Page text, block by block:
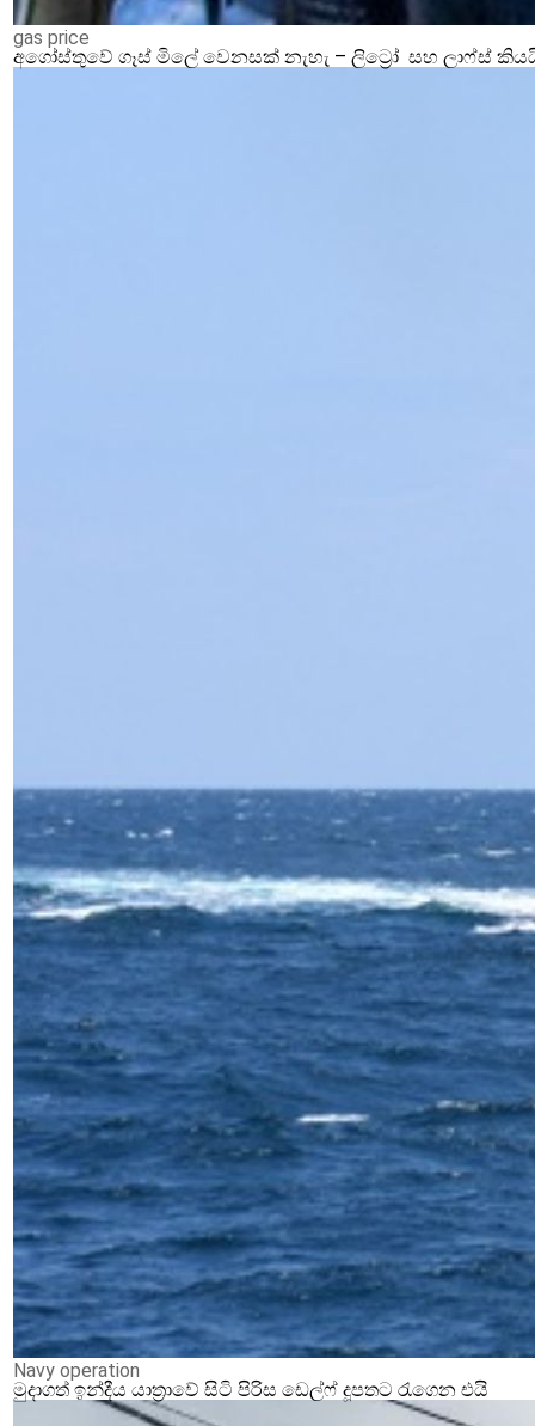
gas price
අගෝස්තුවේ ගෑස් මිලේ වෙනසක් නැහැ – ලිට්‍රෝ සහ ලාෆ්ස්
Navy operation
මුදාගත් ඉන්දීය යාත්‍රාවේ සිටි පිරිස ඩෙල්ෆ් දූපතට රැගෙන එයි